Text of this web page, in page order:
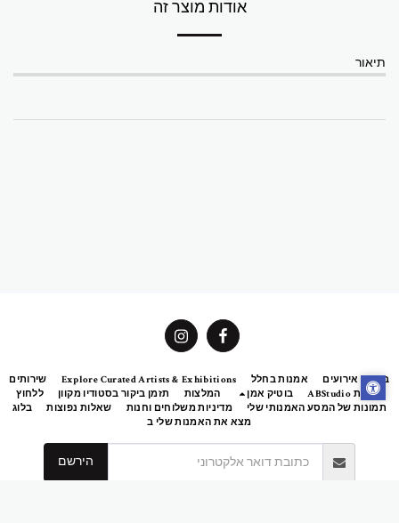
אודות מוצר זה
תיאור
אירועים אמנות בחלל Explore Curated Artists & Exhibitions
שירותים
גלריית ABStudio
בוטיק אמן המלצות תזמן ביקור בסטודיו מקוון
ללחוץ
של המסע האמנותי שלי
מדיניות משלוחים וחנות שאלות נפוצות
בלוג
מצא את האמנות שלי ב
הירשם